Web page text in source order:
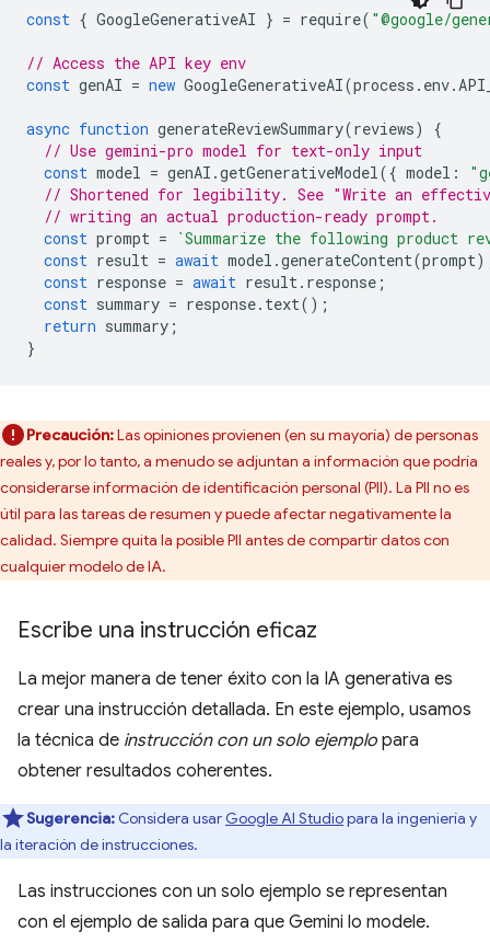
const { GoogleGenerativeAI } = require( "@google/
// Access the API key env
const genAI = new GoogleGenerativeAI(process . env.
async function generateReviewSummary(reviews)
{
// Use gemini-pro model for text-only input
const model = genAI .getGenerativeModel ({ model :
// Shortened for legibility. See "Write an
// writing an actual production-ready prompt.
const prompt =
`Summarize the following product
const result = await model .generateContent(prompt
const response = await result . response ;
const summary = response. text();
return summary ;
}
Precaución:Las opiniones provienen (en su mayoría) de personas
reales y, por lo tanto, a menudo se adjuntan a información que podría
considerarse información de identificación personal (PII). La PII no es
útil para las tareas de resumen y puede afectar negativamente la
calidad. Siempre quita la posible PII antes de compartir datos con
cualquier modelo de IA.
Escribe una instrucción eficaz
La mejor manera de tener éxito con la IA generativa es
crear una instrucción detallada. En este ejemplo, usamos
la técnica de instrucción con un solo ejemplo para
obtener resultados coherentes.
Sugerencia: Considera usar Google AI Studiopara la ingeniería y
la iteración de instrucciones.
Las instrucciones con un solo ejemplo se representan
con el ejemplo de salida para que Gemini lo modele.